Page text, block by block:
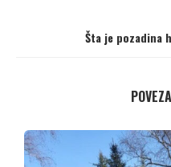
Šta je pozadina